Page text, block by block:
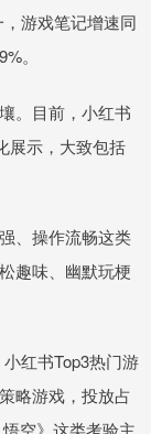
游戏笔记增速同
。
。目前，小红书
展示，大致包括
、操作流畅这类
趣味、幽默玩梗
红书Top3热门游
略游戏，投放占
空》这类考验主